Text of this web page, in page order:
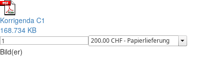
Korrigenda C1
168.734 KB
Bild(er)